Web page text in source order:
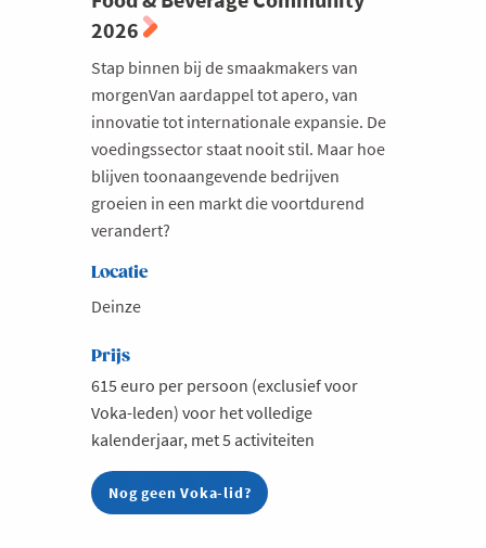
2026
Stap binnen bij de smaakmakers van
morgenVan aardappel tot apero, van
innovatie tot internationale expansie. De
voedingssector staat nooit stil. Maar hoe
blijven toonaangevende bedrijven
groeien in een markt die voortdurend
verandert?
Locatie
Deinze
Prijs
615 euro per persoon (exclusief voor
Voka-leden) voor het volledige
kalenderjaar, met 5 activiteiten
Nog geen Voka-lid?